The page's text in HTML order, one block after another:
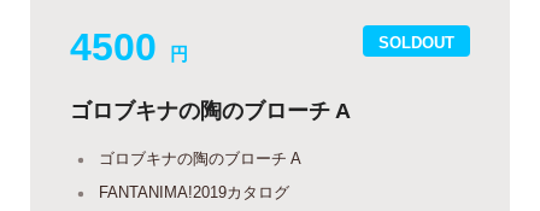
SOLDOUT
4500 円
ゴロブキナの陶のブローチ A
ゴロブキナの陶のブローチ A
FANTANIMA!2019カタログ